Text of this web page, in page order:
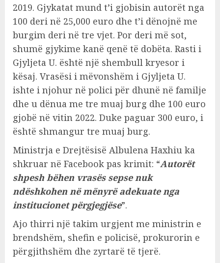
2019. Gjykatat mund t’i gjobisin autorët nga
100 deri në 25,000 euro dhe t’i dënojnë me
burgim deri në tre vjet. Por deri më sot,
shumë gjykime kanë qenë të dobëta. Rasti i
Gjyljeta U. është një shembull kryesor i
kësaj. Vrasësi i mëvonshëm i Gjyljeta U.
ishte i njohur në polici për dhunë në familje
dhe u dënua me tre muaj burg dhe 100 euro
gjobë në vitin 2022. Duke paguar 300 euro, i
është shmangur tre muaj burg.
Ministrja e Drejtësisë Albulena Haxhiu ka
shkruar në Facebook pas krimit: “Autorët
shpesh bëhen vrasës sepse nuk
ndëshkohen në mënyrë adekuate nga
institucionet përgjegjëse”.
Ajo thirri një takim urgjent me ministrin e
brendshëm, shefin e policisë, prokurorin e
përgjithshëm dhe zyrtarë të tjerë.